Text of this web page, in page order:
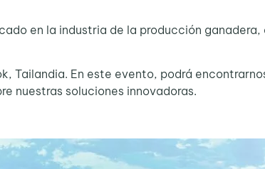
en la industria de la producción
Tailandia. En este evento, podrá
nuestras soluciones innovadoras.